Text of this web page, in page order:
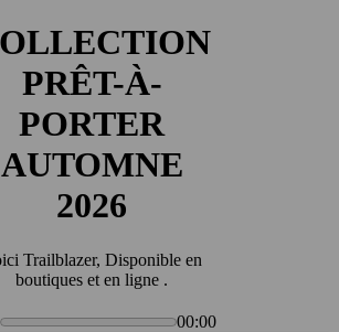
PRÊT-À-
PORTER
AUTOMNE
2026
Trailblazer, Disponible en
boutiques et en ligne .
00:00